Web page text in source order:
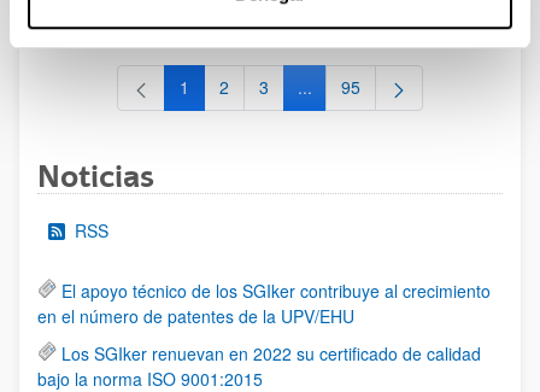
al 30/07/2026 (ambos incluídos)
Página
1 Página
2 Página
3 ...Páginas intermedias Use TAB
Página
95
Noticias
RSS
El apoyo técnico de los SGIker contribuye al crecimiento
en el número de patentes de la UPV/EHU
Los SGIker renuevan en 2022 su certificado de calidad
bajo la norma ISO 9001:2015